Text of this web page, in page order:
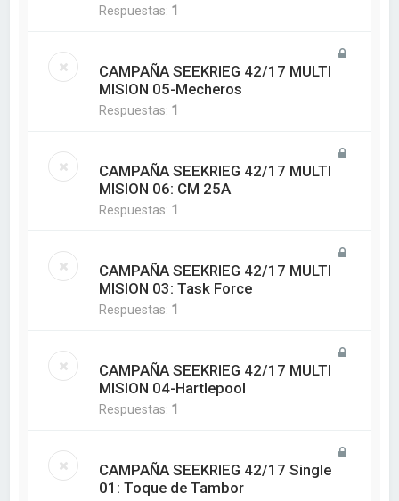
Respuestas: 1
CAMPAÑA SEEKRIEG 42/17 MULTI
MISION 05-Mecheros
Respuestas: 1
CAMPAÑA SEEKRIEG 42/17 MULTI
MISION 06: CM 25A
Respuestas: 1
CAMPAÑA SEEKRIEG 42/17 MULTI
MISION 03: Task Force
Respuestas: 1
CAMPAÑA SEEKRIEG 42/17 MULTI
MISION 04-Hartlepool
Respuestas: 1
CAMPAÑA SEEKRIEG 42/17 Single
01: Toque de Tambor